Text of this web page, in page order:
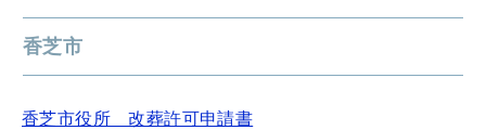
香芝市
香芝市役所 改葬許可申請書